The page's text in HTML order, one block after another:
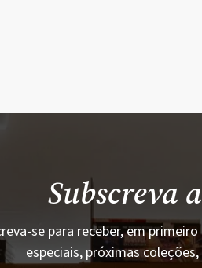
Subscreva
se para receber, em
especiais, próximas